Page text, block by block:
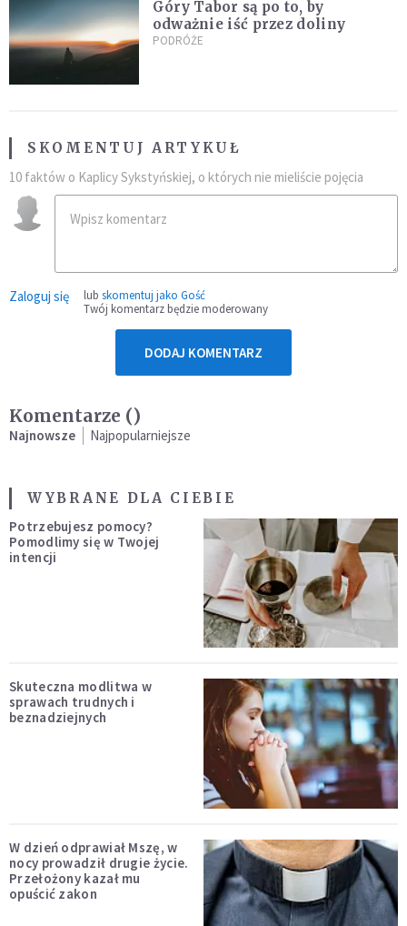
Góry Tabor są po to, by
odważnie iść przez doliny
PODRÓŻE
SKOMENTUJ ARTYKUŁ
10 faktów o Kaplicy Sykstyńskiej, o których nie mieliście pojęcia
Zaloguj się lub skomentuj jako Gość
Twój komentarz będzie moderowany
DODAJ KOMENTARZ
Komentarze ()
Najnowsze Najpopularniejsze
WYBRANE DLA CIEBIE
Potrzebujesz pomocy?
Pomodlimy się w Twojej
intencji
Skuteczna modlitwa w
sprawach trudnych i
beznadziejnych
W dzień odprawiał Mszę, w
nocy prowadził drugie życie.
Przełożony kazał mu
opuścić zakon